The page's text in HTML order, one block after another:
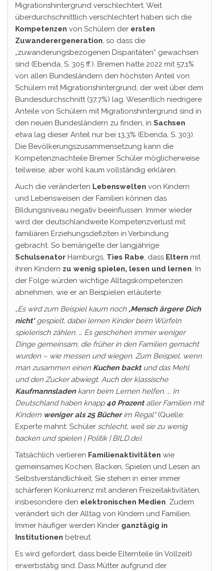
Migrationshintergrund verschlechtert. Weit
überdurchschnittlich verschlechtert haben sich die
Kompetenzen von Schülern der ersten
Zuwanderergeneration, so dass die
„zuwanderungsbezogenen Disparitäten“ gewachsen
sind (Ebenda, S. 305 ff.). Bremen hatte 2022 mit 57,1%
von allen Bundesländern den höchsten Anteil von
Schülern mit Migrationshintergrund, der weit über dem
Bundesdurchschnitt (37,7%) lag. Wesentlich niedrigere
Anteile von Schülern mit Migrationshintergrund sind in
den neuen Bundesländern zu finden, in Sachsen
etwa lag dieser Anteil nur bei 13,3% (Ebenda, S. 303).
Die Bevölkerungszusammensetzung kann die
Kompetenznachteile Bremer Schüler möglicherweise
teilweise, aber wohl kaum vollständig erklären.
Auch die veränderten Lebenswelten von Kindern
und Lebensweisen der Familien können das
Bildungsniveau negativ beeinflussen. Immer wieder
wird der deutschlandweite Kompetenzverlust mit
familiären Erziehungsdefiziten in Verbindung
gebracht. So bemängelte der langjährige
Schulsenator Hamburgs, Ties Rabe, dass Eltern mit
ihren Kindern zu wenig spielen, lesen und lernen. In
der Folge würden wichtige Alltagskompetenzen
abnehmen, wie er an Beispielen erläuterte:
„Es wird zum Beispiel kaum noch ‚Mensch ärgere Dich
nicht‘ gespielt, dabei lernen Kinder beim Würfeln
spielerisch zählen. … Es geschehen immer weniger
Dinge gemeinsam, die früher in den Familien gemacht
wurden – wie messen und wiegen. Zum Beispiel, wenn
man zusammen einen Kuchen backtund das Mehl
und den Zucker abwiegt. Auch der klassische
Kaufmannsladenkann beim Lernen helfen. … In
Deutschland haben knapp40 ProzentallerFamilien mit
Kindern weniger als 25 Bücherim Regal“(Quelle:
Experte mahnt: Schüler schlecht, weil sie zu wenig
backen und spielen | Politik | BILD.de).
Tatsächlich verlieren Familienaktivitäten wie
gemeinsames Kochen, Backen, Spielen und Lesen an
Selbstverständlichkeit. Sie stehen in einer immer
schärferen Konkurrenz mit anderen Freizeitaktivitäten,
insbesondere den elektronischen Medien. Zudem
verändert sich der Alltag von Kindern und Familien.
Immer häufiger werden Kinder ganztägig in
Institutionen betreut.
Es wird gefordert, dass beide Elternteile (in Vollzeit)
erwerbstätig sind. Dass Mütter aufgrund der